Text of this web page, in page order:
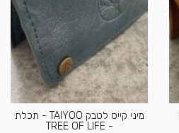
מיני קייס לטבק TAIYOO - תכלת
- TREE OF LIFE